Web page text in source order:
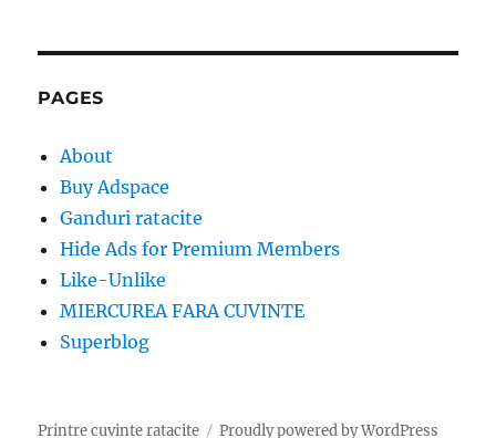
PAGES
About
Buy Adspace
Ganduri ratacite
Hide Ads for Premium Members
Like-Unlike
MIERCUREA FARA CUVINTE
Superblog
Printre cuvinte ratacite Proudly powered by WordPress